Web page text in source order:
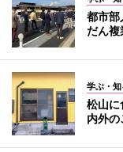
都市
だん
学ぶ・知
松山
内外